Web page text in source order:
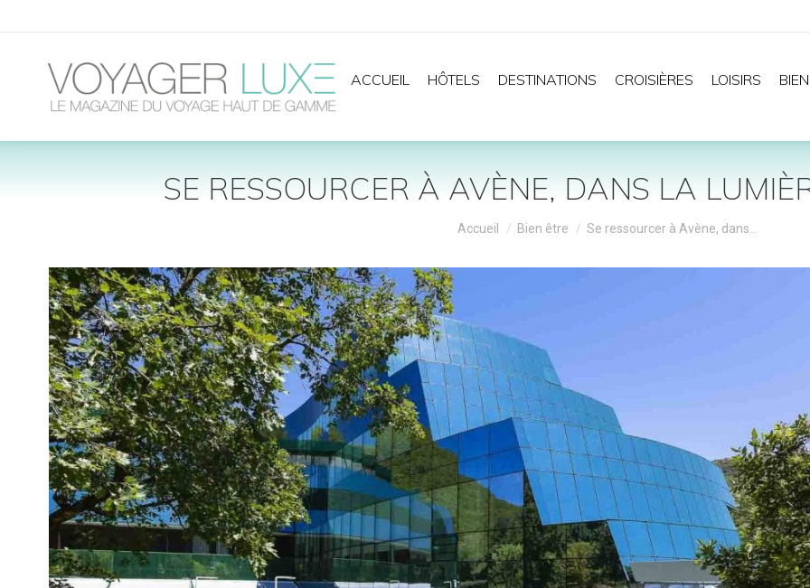
ACCUEIL HÔTELS DESTINATIONS CROISIÈRES LOISIRS
SE RESSOURCER À AVÈNE, DANS LA
Vous êtes ici :
Accueil Bien être Se ressourcer à Avène, dans…